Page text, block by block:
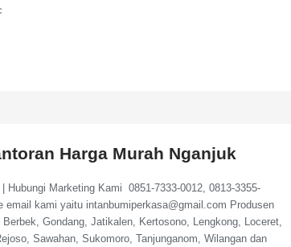
Harga Murah Nganjuk
Hubungi Marketing Kami 0851-7333-0012, 0813-3355-
email kami yaitu intanbumiperkasa@gmail.com Produsen
Gondang, Jatikalen, Kertosono, Lengkong, Loceret,
Sawahan, Sukomoro, Tanjunganom, Wilangan dan